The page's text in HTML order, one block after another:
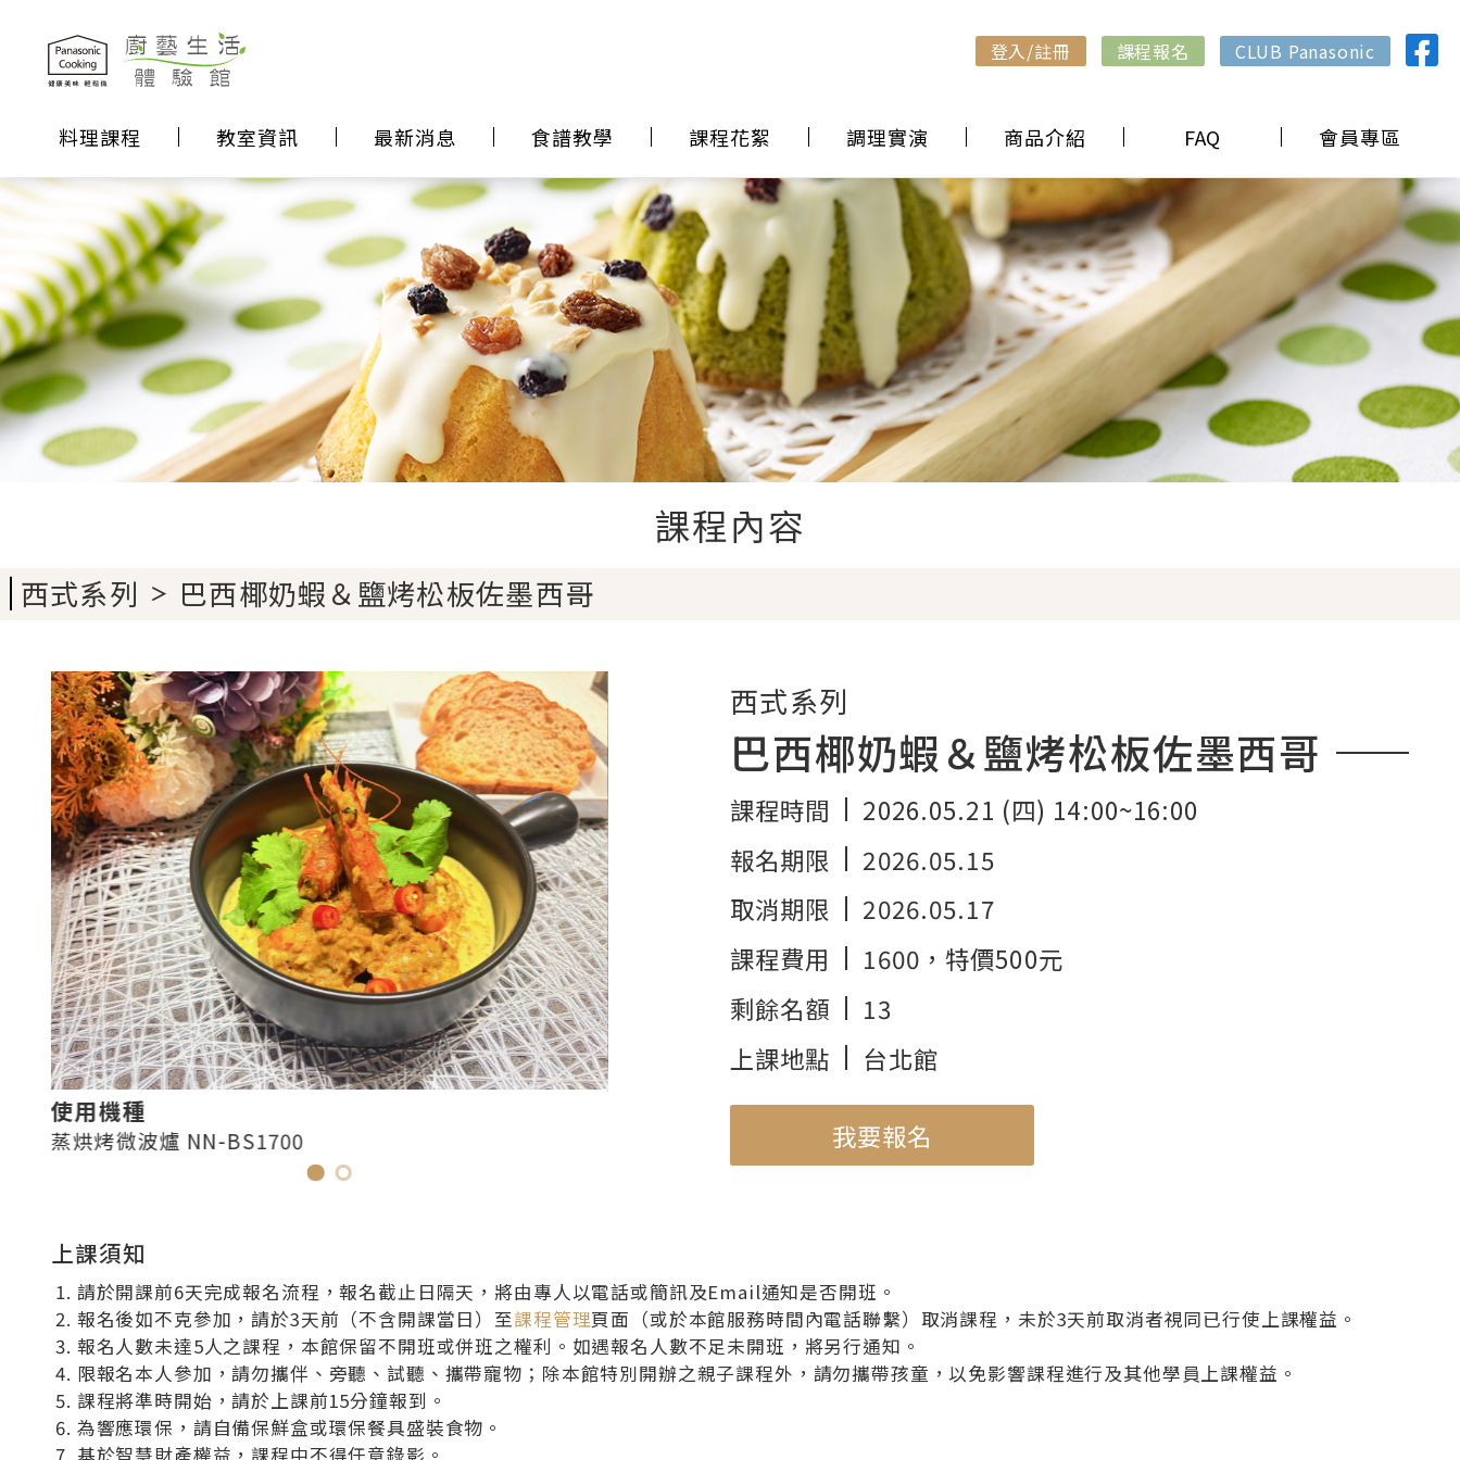
登入/註冊 課程報名 CLUB Panasonic
料理課程 教室資訊 最新消息 食譜教學 課程花絮 調理實演 商品介紹 FAQ 會員專區
課程內容
西式系列 ＞ 巴西椰奶蝦＆鹽烤松板佐墨西哥
使用機種
蒸烘烤微波爐 NN-BS1700
使用機種
蒸烘烤微波爐 NN-BS607
西式系列
巴西椰奶蝦＆鹽烤松板佐墨西哥
課程時間
2026.05.21 (四) 14:00~16:00
報名期限
2026.05.15
取消期限
2026.05.17
課程費用
1600 ，特價500元
剩餘名額
13
上課地點
台北館
我要報名
上課須知
請於開課前6天完成報名流程，報名截止日隔天，將由專人以電話或簡訊及Email通知是否開班。
報名後如不克參加，請於3天前（不含開課當日）至課程管理頁面（或於本館服務時間內電話聯繫）取消課程，未於3天前取消者視同已行使上課權益。
報名人數未達5人之課程，本館保留不開班或併班之權利。如遇報名人數不足未開班，將另行通知。
限報名本人參加，請勿攜伴、旁聽、試聽、攜帶寵物；除本館特別開辦之親子課程外，請勿攜帶孩童，以免影響課程進行及其他學員上課權益。
課程將準時開始，請於上課前15分鐘報到。
為響應環保，請自備保鮮盒或環保餐具盛裝食物。
基於智慧財產權益，課程中不得任意錄影。